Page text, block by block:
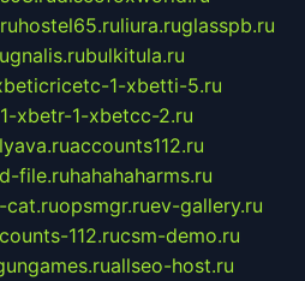
hostel65.ruliura.ruglasspb.ru
gnalis.rubulkitula.ru
1-xbetti-5.ru
xbetr-1-xbetcc-2.ru
accounts112.ru
file.ruhahahaharms.ru
cat.ruopsmgr.ruev-gallery.ru
112.rucsm-demo.ru
allseo-host.ru